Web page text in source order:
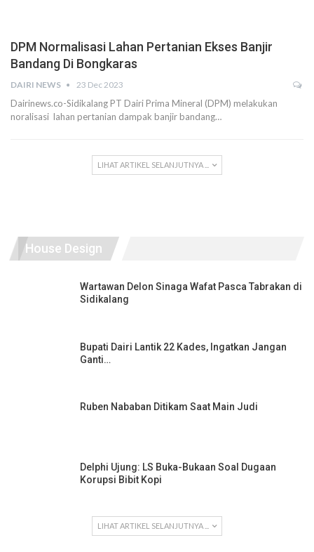
DPM Normalisasi Lahan Pertanian Ekses Banjir
Bandang Di Bongkaras
DAIRI NEWS 23 Dec 2023
Dairinews.co-Sidikalang PT Dairi Prima Mineral (DPM) melakukan
noralisasi lahan pertanian dampak banjir bandang…
LIHAT ARTIKEL SELANJUTNYA ...
House Design
Wartawan Delon Sinaga Wafat Pasca Tabrakan di
Sidikalang
Bupati Dairi Lantik 22 Kades, Ingatkan Jangan
Ganti…
Ruben Nababan Ditikam Saat Main Judi
Delphi Ujung: LS Buka-Bukaan Soal Dugaan
Korupsi Bibit Kopi
LIHAT ARTIKEL SELANJUTNYA ...